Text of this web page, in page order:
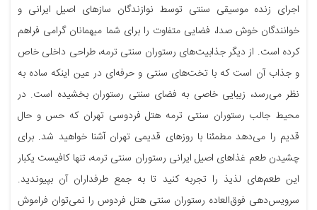
اجرای زنده موسیقی سنتی توسط نوازندگان سازهای اصیل ایرانی و
خوانندگان خوش صدا، فضایی متفاوت را برای شما میهمانان گرامی فراهم
کرده است. از دیگر جذابیت‌های رستوران سنتی ترمه، طراحی داخلی خاص
و جذاب آن است که با تخت‌های سنتی و حرفه‌ای در عین اینکه ساده به
نظر می‌رسد، زیبایی خاصی به فضای سنتی رستوران بخشیده است. در
محیط جالب رستوران سنتی ترمه هتل فردوسی تهران که حس و حال
قدیم را می‌دهد مطمئنا با روزهای قدیمی تهران آشنا خواهید شد. برای
چشیدن طعم غذاهای اصیل ایرانی رستوران سنتی ترمه، تنها کافیست یکبار
این طعم‌های لذیذ را تجربه کنید تا به جمع طرفداران آن بپیوندید.
سرویس‌دهی فوق‌العاده رستوران سنتی هتل فردوس را نمی‌توان فراموش